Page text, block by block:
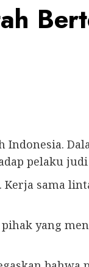
pelaku
sama
yang